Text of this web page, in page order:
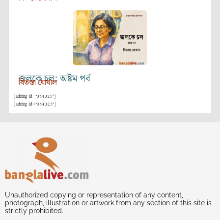
জলকে চল: অষ্টম পর্ব
বিতস্তা ঘোষাল
[adning id="384325"]
[adning id="384325"]
Unauthorized copying or representation of any content,
photograph, illustration or artwork from any section of this site is
strictly prohibited.